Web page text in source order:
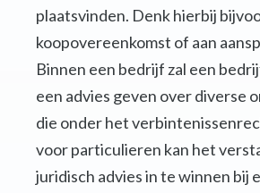
plaatsvinden. Denk hierbij
koopovereenkomst of aan
Binnen een bedrijf zal een
een advies geven over diverse
die onder het
voor particulieren kan het
juridisch advies in te winnen bij